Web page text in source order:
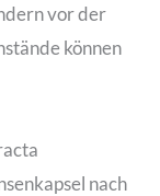
vor der
können
nach